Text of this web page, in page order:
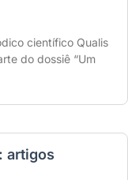
científico Qualis
do dossiê “Um
artigos